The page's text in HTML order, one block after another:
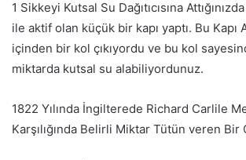
1 Sikkeyi Kutsal Su Dağıtıcısına
ile aktif olan küçük bir kapı yaptı. Bu Kapı
içinden bir kol çıkıyordu ve bu kol
miktarda kutsal su alabiliyordunuz.
1822 Yılında İngilterede Richard Carlile
Karşılığında Belirli Miktar Tütün veren